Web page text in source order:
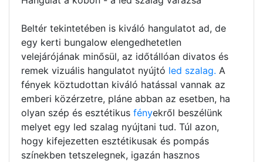
Beltér tekintetében is kiváló hangulatot ad, de
egy kerti bungalow elengedhetetlen
velejárójának minősül, az időtállóan divatos és
remek vizuális hangulatot nyújtó led szalag. A
fények köztudottan kiváló hatással vannak az
emberi közérzetre, pláne abban az esetben, ha
olyan szép és esztétikus fényekről beszélünk
melyet egy led szalag nyújtani tud. Túl azon,
hogy kifejezetten esztétikusak és pompás
színekben tetszelegnek, igazán hasznos